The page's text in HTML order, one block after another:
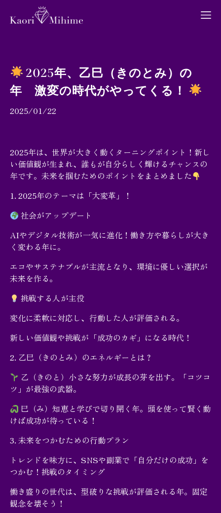
2025年、乙巳（きのとみ）の
年 激変の時代がやってくる！
2025/01/22
2025年は、世界が大きく動くターニングポイント！新し
い価値観が生まれ、誰もが自分らしく輝けるチャンスの
年です。未来を掴むためのポイントをまとめました
1. 2025年のテーマは「大変革」！
社会がアップデート
AIやデジタル技術が一気に進化！働き方や暮らしが大き
く変わる年に。
エコやサステナブルが主流となり、環境に優しい選択が
未来を作る。
挑戦する人が主役
変化に柔軟に対応し、行動した人が評価される。
新しい価値観や挑戦が「成功のカギ」になる時代！
2. 乙巳（きのとみ）のエネルギーとは？
乙（きのと）小さな努力が成長の芽を出す。「コツコ
ツ」が最強の武器。
巳（み）知恵と学びで切り開く年。頭を使って賢く動
けば成功が待っている！
3. 未来をつかむための行動プラン
トレンドを味方に、SNSや副業で「自分だけの成功」を
つかむ！挑戦のタイミング
働き盛りの世代は、型破りな挑戦が評価される年。固定
観念を壊そう！
プロフィール
ブログ
お問い合わせ